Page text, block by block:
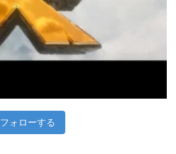
フォローする